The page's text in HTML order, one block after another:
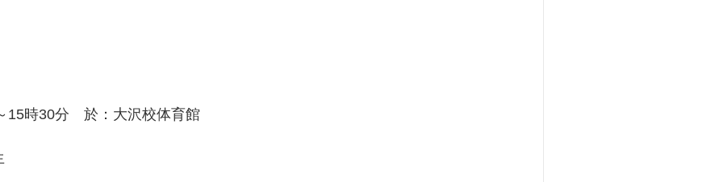
15時30分　於：大沢校体育館